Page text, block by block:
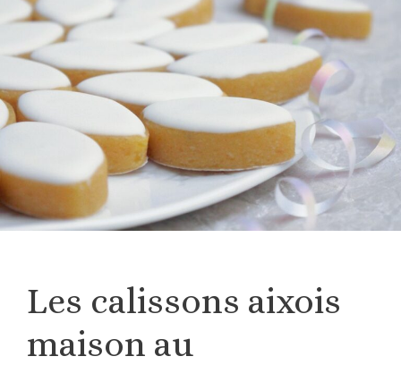
Les calissons aixois
maison au